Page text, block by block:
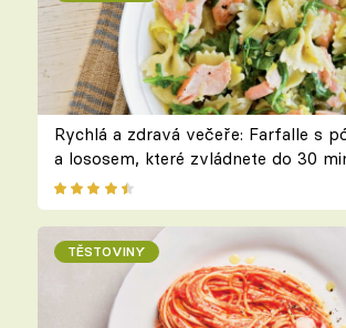
Rychlá a zdravá večeře: Farfalle s
a lososem, které zvládnete do 30
TĚSTOVINY